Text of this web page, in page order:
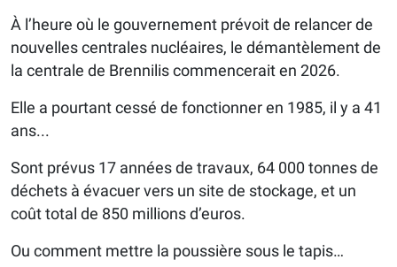
À l’heure où le gouvernement prévoit de relancer de
nouvelles centrales nucléaires, le démantèlement de
la centrale de Brennilis commencerait en 2026.
Elle a pourtant cessé de fonctionner en 1985, il y a 41
ans...
Sont prévus 17 années de travaux, 64 000 tonnes de
déchets à évacuer vers un site de stockage, et un
coût total de 850 millions d’euros.
Ou comment mettre la poussière sous le tapis…